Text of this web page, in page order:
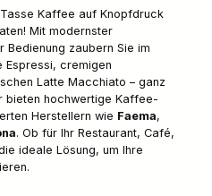
Kaffee auf Knopfdruck
Mit modernster
Bedienung zaubern Sie im
Espressi, cremigen
Latte Macchiato – ganz
bieten hochwertige Kaffee-
Herstellern wie Faema,
. Ob für Ihr Restaurant, Café,
ideale Lösung, um Ihre